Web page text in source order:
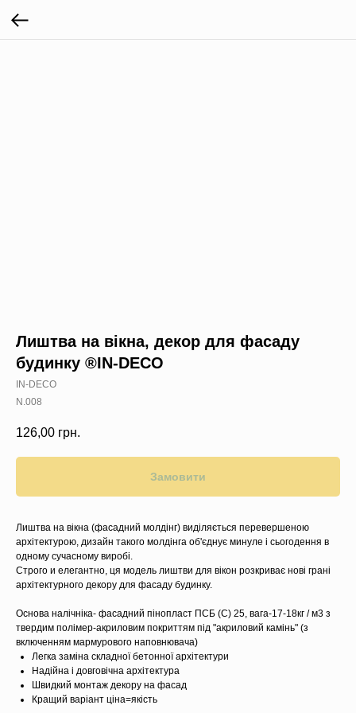
Лиштва на вікна, декор для фасаду
будинку ®IN-DECO
IN-DECO
N.008
126,00 грн.
Замовити
Лиштва на вікна (фасадний молдінг) виділяється перевершеною
архітектурою, дизайн такого молдінга об'єднує минуле і сьогодення в
одному сучасному виробі.
Строго и елегантно, ця модель лиштви для вікон розкриває нові грані
архітектурного декору для фасаду будинку.
Основа налічніка- фасадний пінопласт ПСБ (C) 25, вага-17-18кг / м3 з
твердим полімер-акриловим покриттям під "акриловий камінь" (з
включенням мармурового наповнювача)
Легка заміна складної бетонної архітектури
Надійна і довговічна архітектура
Швидкий монтаж декору на фасад
Кращий варіант ціна=якість